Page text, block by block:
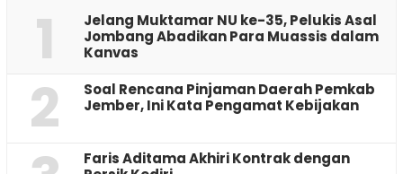
1
Jelang Muktamar NU ke-35, Pelukis Asal
Jombang Abadikan Para Muassis dalam
Kanvas
2
‎Soal Rencana Pinjaman Daerah Pemkab
Jember, Ini Kata Pengamat Kebijakan ‎
Faris Aditama Akhiri Kontrak dengan